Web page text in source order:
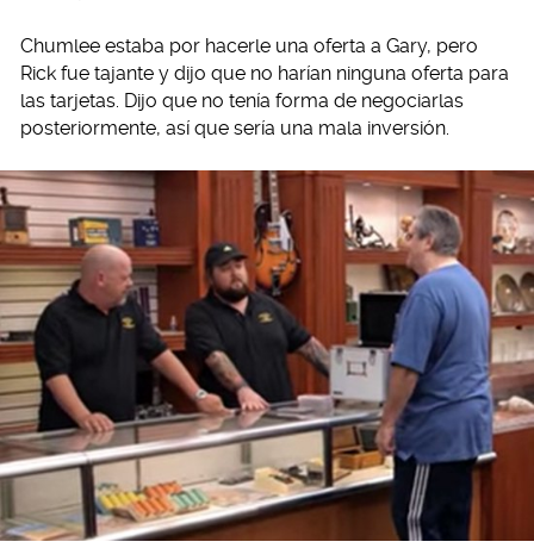
Chumlee estaba por hacerle una oferta a Gary, pero
Rick fue tajante y dijo que no harían ninguna oferta para
las tarjetas. Dijo que no tenía forma de negociarlas
posteriormente, así que sería una mala inversión.